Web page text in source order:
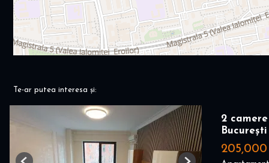
Te-ar putea interesa și:
2
București